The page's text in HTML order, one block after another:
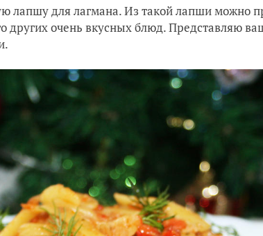
лапшу для лагмана. Из такой лапши можно
других очень вкусных блюд. Представляю